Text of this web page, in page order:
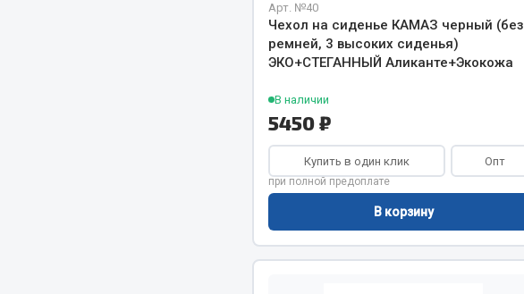
Арт. №40
Чехол на сиденье КАМАЗ черный (без
ремней, 3 высоких сиденья)
ЭКО+СТЕГАННЫЙ Аликанте+Экокожа
В наличии
5450 ₽
Купить в один клик Опт
при полной предоплате
В корзину